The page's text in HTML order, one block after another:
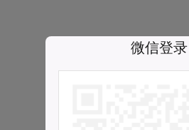
微信登录